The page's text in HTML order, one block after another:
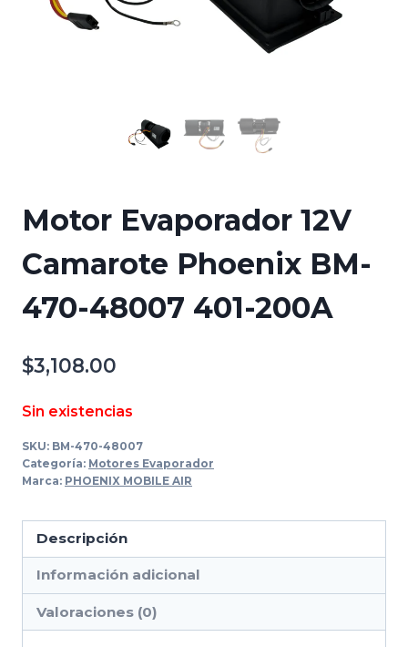
Motor Evaporador 12V
Camarote Phoenix BM-
470-48007 401-200A
$3,108.00
Sin existencias
SKU: BM-470-48007
Categoría: Motores Evaporador
Marca: PHOENIX MOBILE AIR
Descripción
Información adicional
Valoraciones (0)